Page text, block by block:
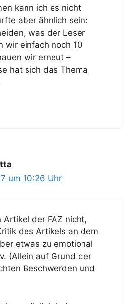
kann ich es nicht
aber ähnlich sein:
was der Leser
wir einfach noch 10
wir erneut –
hat sich das Thema
um 10:26 Uhr
Artikel der FAZ nicht,
des Artikels an dem
etwas zu emotional
(Allein auf Grund der
Beschwerden und